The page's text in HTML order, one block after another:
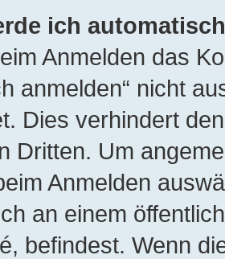
ich
Anmelden das
anmelden“ nicht
Dies verhindert
Dritten. Um
Anmelden
an einem
befindest. Wenn